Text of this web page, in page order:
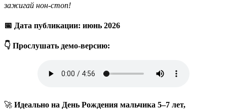
зажигай нон-стоп!
📅 Дата публикации: июнь 2026
👇 Прослушать демо-версию:
🚀 Идеально на День Рождения мальчика 5–7 лет,